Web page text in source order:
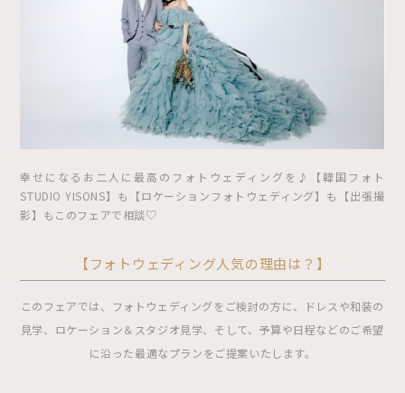
幸せになるお二人に最高のフォトウェディングを♪【韓国フォト
STUDIO YISONS】も【ロケーションフォトウェディング】も【出張撮
影】もこのフェアで相談♡
【フォトウェディング人気の理由は？】
このフェアでは、フォトウェディングをご検討の方に、ドレスや和装の
見学、ロケーション＆スタジオ見学、そして、予算や日程などのご希望
に沿った最適なプランをご提案いたします。